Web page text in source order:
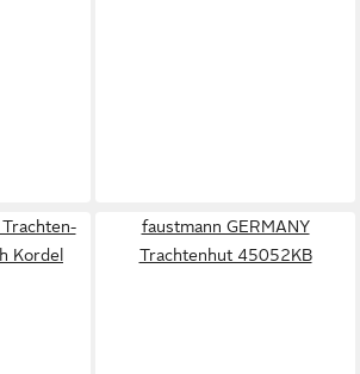
Kordel
faustmann GERMANY
Trachtenhut 45052KB